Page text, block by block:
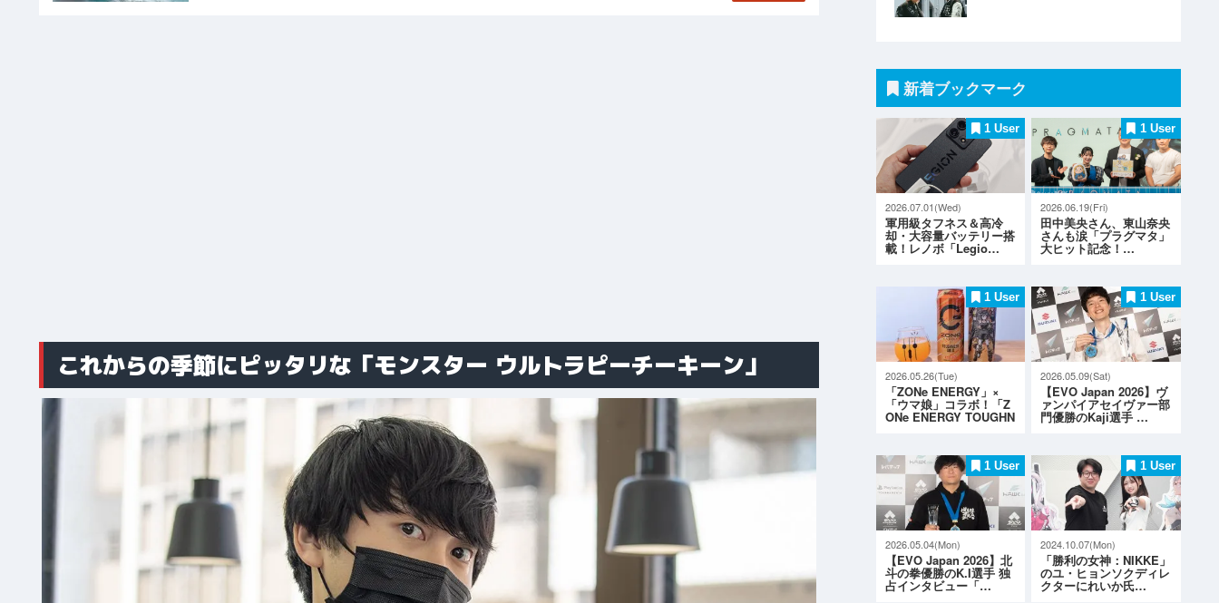
これからの季節にピッタリな「モンスター ウルトラピーチーキーン」
新着ブックマーク
1 User
2026.07.01(Wed)
軍用級タフネス＆高冷
却・大容量バッテリー搭
載！レノボ「Legio…
1 User
2026.06.19(Fri)
田中美央さん、東山奈央
さんも涙「プラグマタ」
大ヒット記念！…
1 User
2026.05.26(Tue)
「ZONe ENERGY」×
「ウマ娘」コラボ！「Z
ONe ENERGY TOUGHN
1 User
2026.05.09(Sat)
【EVO Japan 2026】ヴ
ァンパイアセイヴァー部
門優勝のKaji選手 …
1 User
2026.05.04(Mon)
【EVO Japan 2026】北
斗の拳優勝のK.I選手 独
占インタビュー「…
1 User
2024.10.07(Mon)
「勝利の女神：NIKKE」
のユ・ヒョンソクディレ
クターにれいか氏…